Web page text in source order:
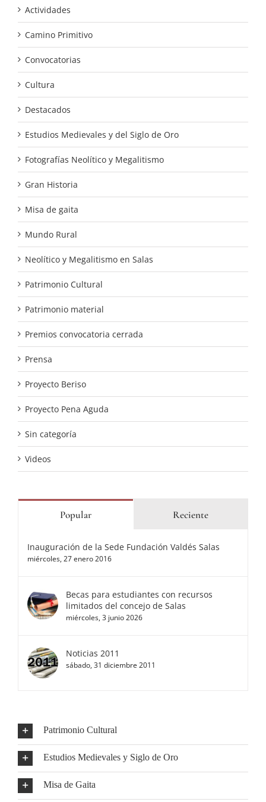
Actividades
Camino Primitivo
Convocatorias
Cultura
Destacados
Estudios Medievales y del Siglo de Oro
Fotografías Neolítico y Megalitismo
Gran Historia
Misa de gaita
Mundo Rural
Neolítico y Megalitismo en Salas
Patrimonio Cultural
Patrimonio material
Premios convocatoria cerrada
Prensa
Proyecto Beriso
Proyecto Pena Aguda
Sin categoría
Videos
Popular Reciente
Inauguración de la Sede Fundación Valdés Salas
miércoles, 27 enero 2016
Becas para estudiantes con recursos
limitados del concejo de Salas
miércoles, 3 junio 2026
Noticias 2011
sábado, 31 diciembre 2011
Patrimonio Cultural
Estudios Medievales y Siglo de Oro
Misa de Gaita